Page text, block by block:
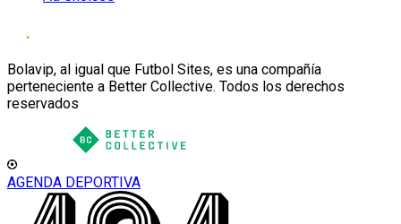
Bolavip, al igual que Futbol Sites, es una compañía
perteneciente a Better Collective. Todos los derechos
reservados
AGENDA DEPORTIVA